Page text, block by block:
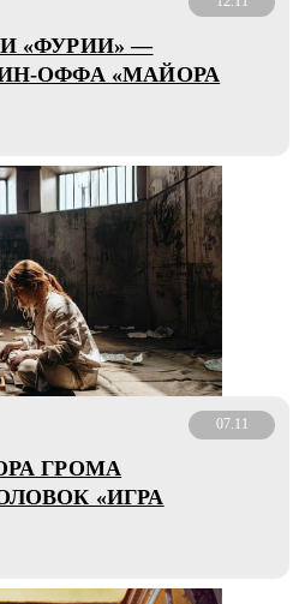
«ФУРИИ» —
ОФФА «МАЙОРА
07.11
ГРОМА
«ИГРА